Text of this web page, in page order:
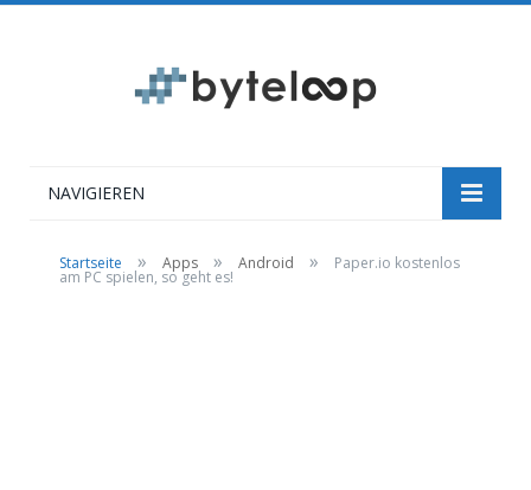
NAVIGIEREN
Startseite » Apps » Android » Paper.io kostenlos
am PC spielen, so geht es!